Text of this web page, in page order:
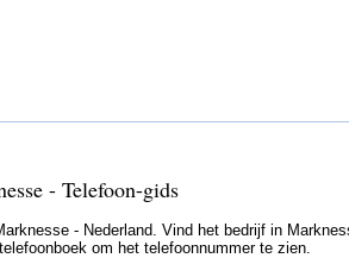
- Telefoon-gids
- Nederland. Vind het bedrijf in
om het telefoonnummer te zien.